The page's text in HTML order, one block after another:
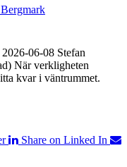
06-08 Stefan
När verkligheten
kvar i väntrummet.
Share on Linked In